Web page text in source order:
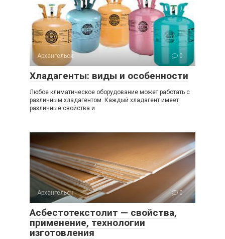
Архангельск 0
Хладагенты: виды и особенности
Любое климатическое оборудование может работать с
различным хладагентом. Каждый хладагент имеет
различные свойства и
Архангельск 0
Асбестотекстолит — свойства,
применение, технологии
изготовления